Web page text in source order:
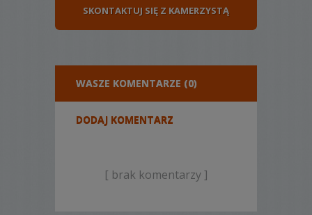
SKONTAKTUJ SIĘ Z KAMERZYSTĄ
WASZE KOMENTARZE (0)
DODAJ KOMENTARZ
[ brak komentarzy ]